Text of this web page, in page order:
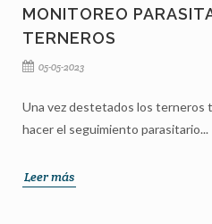
MONITOREO
TERNEROS
05-05-2023
Una vez destetados los terneros
hacer el seguimiento parasitario...
Leer más